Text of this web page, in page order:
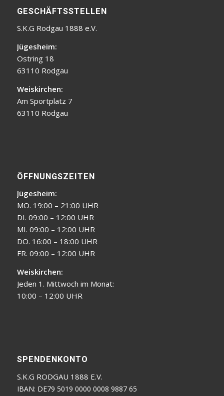
GESCHÄFTSSTELLEN
S.K.G Rodgau 1888 e.V.
Jügesheim:
Ostring 18
63110 Rodgau
Weiskirchen:
Am Sportplatz 7
63110 Rodgau
ÖFFNUNGSZEITEN
Jügesheim:
MO. 19:00 – 21:00 UHR
DI. 09:00 – 12:00 UHR
MI. 09:00 – 12:00 UHR
DO. 16:00 – 18:00 UHR
FR. 09:00 – 12:00 UHR
Weiskirchen:
Jeden 1. Mittwoch im Monat:
10:00 – 12:00 UHR
SPENDENKONTO
S.K.G RODGAU 1888 E.V.
IBAN: DE79 5019 0000 0008 9887 65